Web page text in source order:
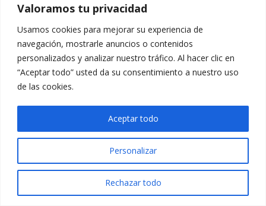
Valoramos tu privacidad
Usamos cookies para mejorar su experiencia de
navegación, mostrarle anuncios o contenidos
personalizados y analizar nuestro tráfico. Al hacer clic en
“Aceptar todo” usted da su consentimiento a nuestro uso
de las cookies.
Personalizar
Rechazar todo
Aceptar todo